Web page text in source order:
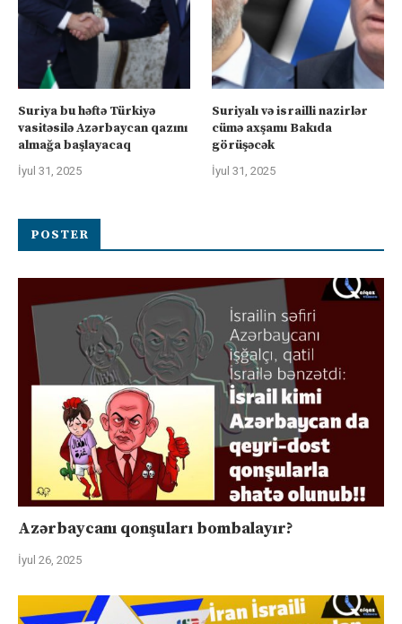
Suriya bu həftə Türkiyə
vasitəsilə Azərbaycan qazını
almağa başlayacaq
İyul 31, 2025
Suriyalı və israilli nazirlər
cümə axşamı Bakıda
görüşəcək
İyul 31, 2025
POSTER
Azərbaycanı qonşuları bombalayır?
İyul 26, 2025